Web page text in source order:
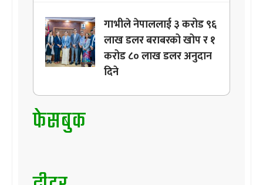
गाभीले नेपाललाई ३ करोड ९६
लाख डलर बराबरको खोप र १
करोड ८० लाख डलर अनुदान
दिने
फेसबुक